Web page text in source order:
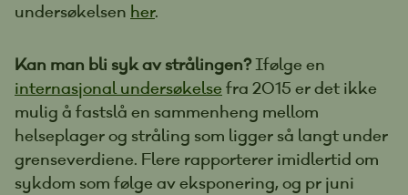
undersøkelsen her.
Kan man bli syk av strålingen?Ifølge en
internasjonal undersøkelse fra 2015 er det ikke
mulig å fastslå en sammenheng mellom
helseplager og stråling som ligger så langt under
grenseverdiene. Flere rapporterer imidlertid om
sykdom som følge av eksponering, og pr juni